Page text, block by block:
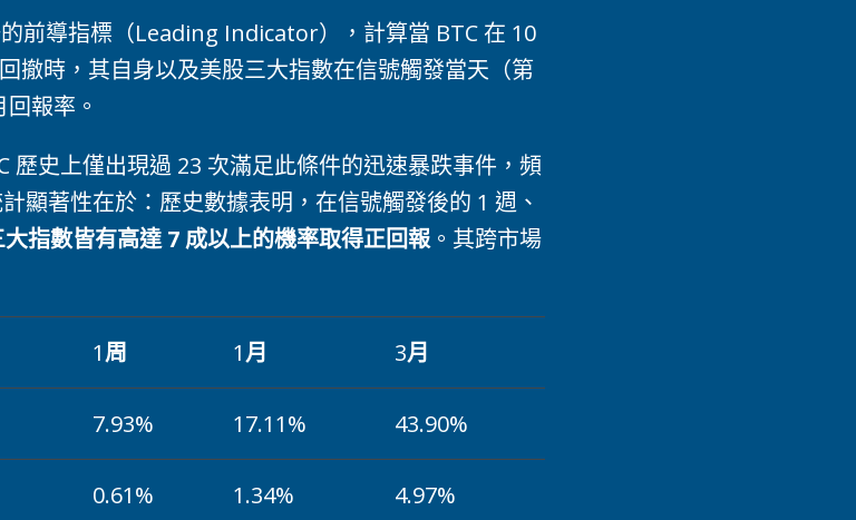
前導指標（Leading Indicator），計算當 BTC 在 10
撤時，其自身以及美股三大指數在信號觸發當天（第
報率。
歷史上僅出現過 23 次滿足此條件的迅速暴跌事件，頻
顯著性在於：歷史數據表明，在信號觸發後的 1 週、
指數皆有高達 7 成以上的機率取得正回報。其跨市場
1周 1月 3月
7.93% 17.11% 43.90%
0.61% 1.34% 4.97%